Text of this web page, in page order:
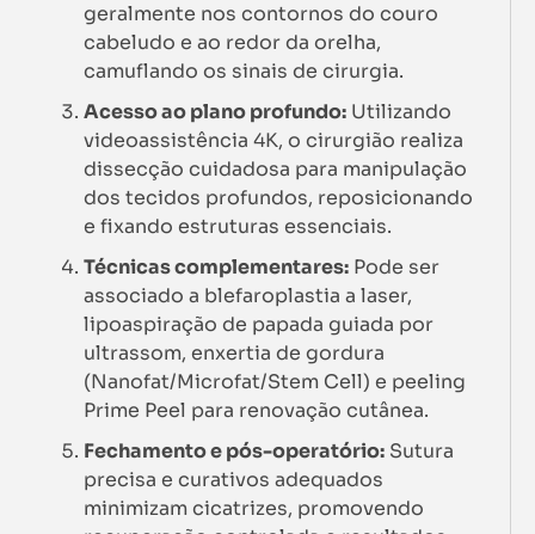
geralmente nos contornos do couro
cabeludo e ao redor da orelha,
camuflando os sinais de cirurgia.
Acesso ao plano profundo: Utilizando
videoassistência 4K, o cirurgião realiza
dissecção cuidadosa para manipulação
dos tecidos profundos, reposicionando
e fixando estruturas essenciais.
Técnicas complementares: Pode ser
associado a blefaroplastia a laser,
lipoaspiração de papada guiada por
ultrassom, enxertia de gordura
(Nanofat/Microfat/Stem Cell) e peeling
Prime Peel para renovação cutânea.
Fechamento e pós-operatório: Sutura
precisa e curativos adequados
minimizam cicatrizes, promovendo